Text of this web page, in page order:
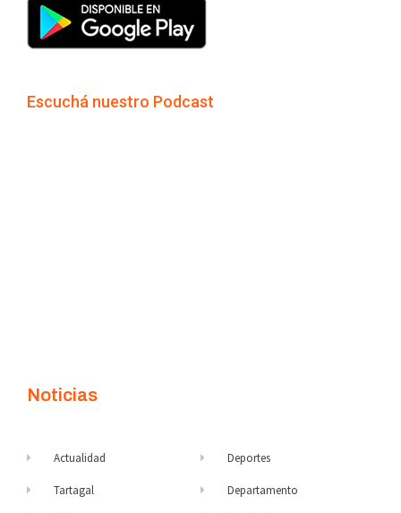
Escuchá nuestro Podcast
Noticias
Actualidad
Tartagal
Deportes
Departamento